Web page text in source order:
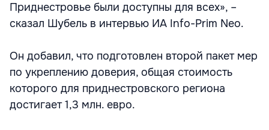
Приднестровье были доступны для всех», –
сказал Шубель в интервью ИА Info-Prim Neo.
Он добавил, что подготовлен второй пакет мер
по укреплению доверия, общая стоимость
которого для приднестровского региона
достигает 1,3 млн. евро.